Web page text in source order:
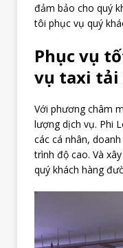
đảm bảo cho quý
tôi phục vụ quý
Phục vụ
vụ taxi tải
Với phương châm
lượng dịch vụ. Phi
các cá nhân,
trình độ cao. Và
quý khách hàng